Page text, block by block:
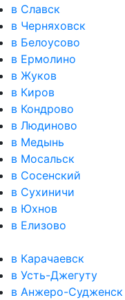
в Славск
в Черняховск
в Белоусово
в Ермолино
в Жуков
в Киров
в Кондрово
в Людиново
в Медынь
в Мосальск
в Сосенский
в Сухиничи
в Юхнов
в Елизово
в Карачаевск
в Усть-Джегуту
в Анжеро-Судженск